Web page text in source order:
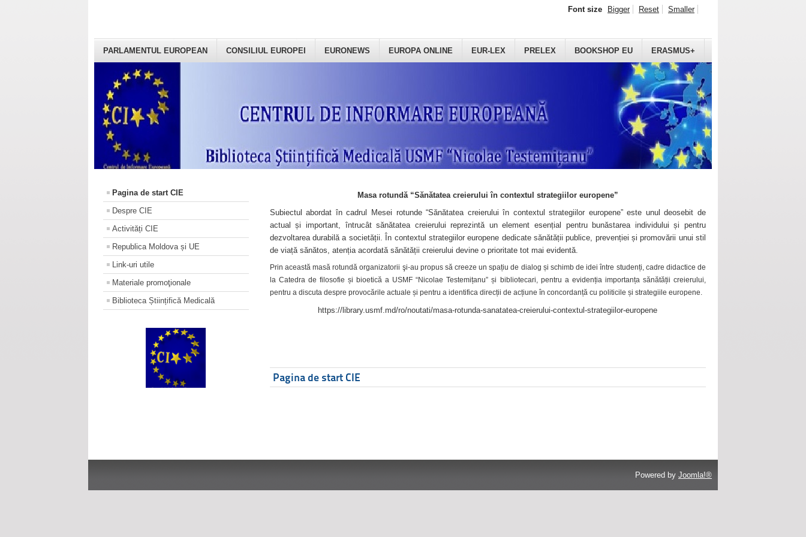
PARLAMENTUL EUROPEAN CONSILIUL EUROPEI EURONEWS EUROPA ONLINE EUR-LEX PRELEX BOOKSHOP EU ERASMUS+
Font size Bigger Reset Smaller
Pagina de start CIE
Despre CIE
Activități CIE
Republica Moldova și UE
Link-uri utile
Materiale promoţionale
Biblioteca Științifică Medicală
Masa rotundă “Sănătatea creierului în contextul strategiilor europene”
Subiectul abordat în cadrul Mesei rotunde “Sănătatea creierului în contextul strategiilor europene” este unul deosebit de
actual și important, întrucât sănătatea creierului reprezintă un element esențial pentru bunăstarea individului și pentru
dezvoltarea durabilă a societății. În contextul strategiilor europene dedicate sănătății publice, prevenției și promovării unui stil
de viață sănătos, atenția acordată sănătății creierului devine o prioritate tot mai evidentă.
Prin această masă rotundă organizatorii şi-au propus să creeze un spațiu de dialog și schimb de idei între studenți, cadre didactice de
la Catedra de filosofie și bioetică a USMF “Nicolae Testemițanu” și bibliotecari, pentru a evidenția importanța sănătății creierului,
pentru a discuta despre provocările actuale și pentru a identifica direcții de acțiune în concordanță cu politicile și strategiile europene.
https://library.usmf.md/ro/noutati/masa-rotunda-sanatatea-creierului-contextul-strategiilor-europene
Pagina de start CIE
Powered by Joomla!®